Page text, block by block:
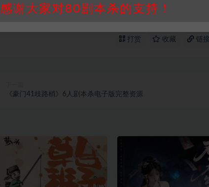
打赏 收藏 链接
《豪门41歧路梢》6人剧本杀电子版完整资源
感谢大家对80剧本杀的支持！